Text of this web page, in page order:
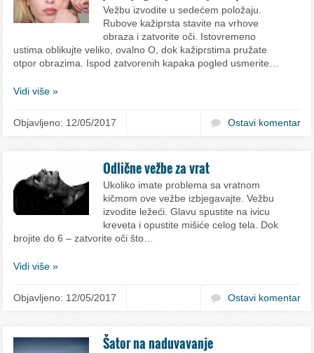
Vežbu izvodite u sedećem položaju.
Rubove kažiprsta stavite na vrhove
obraza i zatvorite oči. Istovremeno
ustima oblikujte veliko, ovalno O, dok kažiprstima pružate
otpor obrazima. Ispod zatvorenih kapaka pogled usmerite…
Vidi više »
Objavljeno: 12/05/2017 Ostavi komentar
Odlične vežbe za vrat
Ukoliko imate problema sa vratnom
kičmom ove vežbe izbjegavajte. Vežbu
izvodite ležeći. Glavu spustite na ivicu
kreveta i opustite mišiće celog tela. Dok
brojite do 6 – zatvorite oči što…
Vidi više »
Objavljeno: 12/05/2017 Ostavi komentar
Šator na naduvavanje